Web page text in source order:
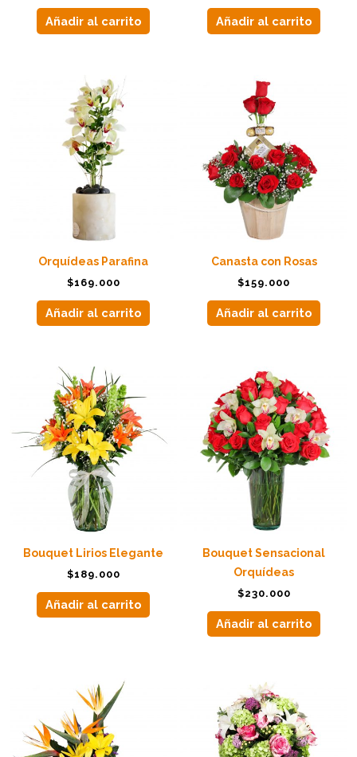
Añadir al carrito Añadir al carrito
Orquídeas Parafina
$169.000
Añadir al carrito
Canasta con Rosas
$159.000
Añadir al carrito
Bouquet Lirios Elegante
$189.000
Añadir al carrito
Bouquet Sensacional
Orquídeas
$230.000
Añadir al carrito
múltiples